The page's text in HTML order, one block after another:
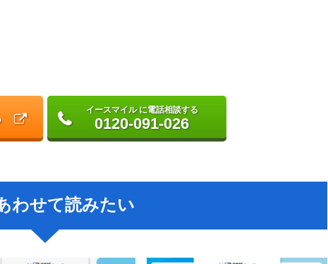
イースマイル に電話相談する
0120-091-026
わせて読みたい